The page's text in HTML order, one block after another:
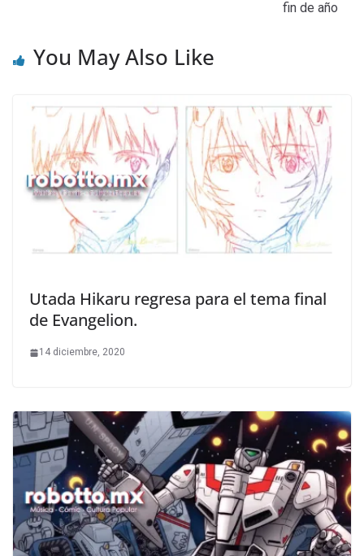
fin de año
You May Also Like
Utada Hikaru regresa para el tema final
de Evangelion.
14 diciembre, 2020